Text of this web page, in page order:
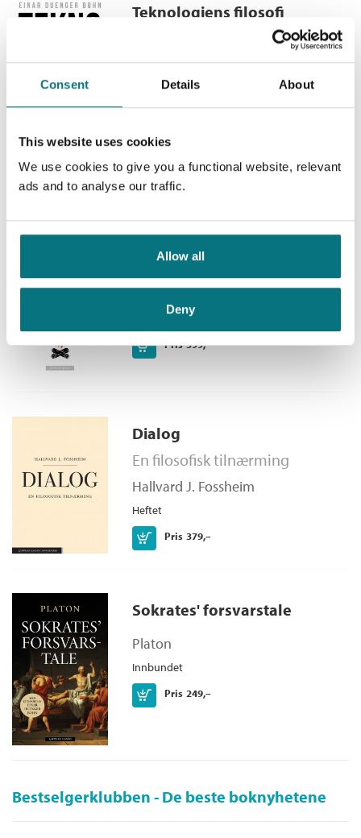
Consent Details About
This website uses cookies
We use cookies to give you a functional website, relevant
ads and to analyse our traffic.
Allow all
Deny
Teknologiens filosofi
Metafysiske problemstillinger
Einar Duenger Bøhn
Innbundet
Du vil kanskje også like
Teknologiens filosofi
Metafysiske problemstillinger
Einar Duenger Bøhn
Innbundet
Pris 399,–
Kjøp
Dialog
En filosofisk tilnærming
Hallvard J. Fossheim
Heftet
Pris 379,–
Kjøp
Sokrates' forsvarstale
Platon
Innbundet
Pris 249,–
Kjøp
Bestselgerklubben - De beste boknyhetene